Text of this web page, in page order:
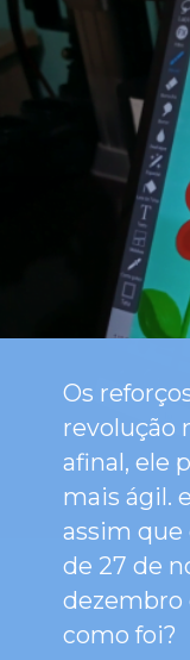
Os
revolução
afinal, ele
mais ágil.
assim que
de 27 de
dezembro
como foi?